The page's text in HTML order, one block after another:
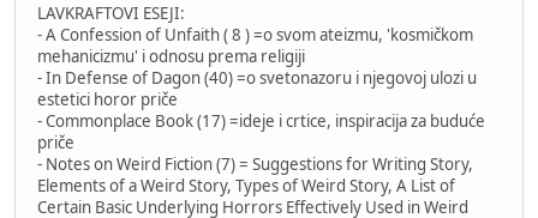
LAVKRAFTOVI ESEJI:
- A Confession of Unfaith ( 8 ) =o svom ateizmu, 'kosmičkom
mehanicizmu' i odnosu prema religiji
- In Defense of Dagon (40) =o svetonazoru i njegovoj ulozi u
estetici horor priče
- Commonplace Book (17) =ideje i crtice, inspiracija za buduće
priče
- Notes on Weird Fiction (7) = Suggestions for Writing Story,
Elements of a Weird Story, Types of Weird Story, A List of
Certain Basic Underlying Horrors Effectively Used in Weird